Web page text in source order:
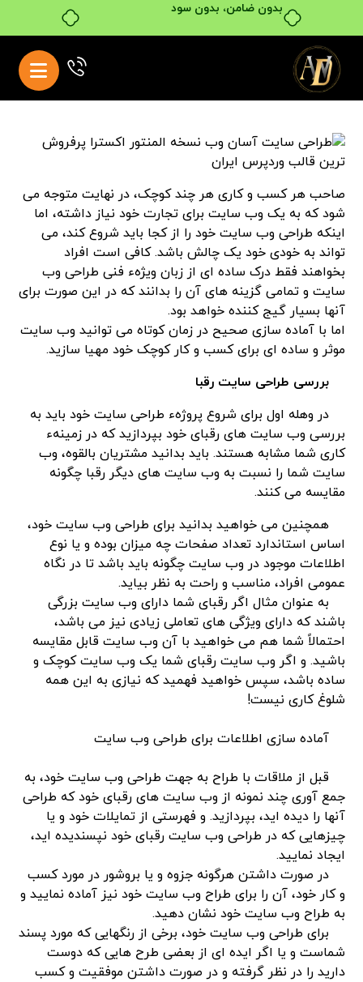
بدون ضامن، بدون سود
صاحب هر کسب و کاری هر چند کوچک، در نهایت متوجه می
شود که به یک وب سایت برای تجارت خود نیاز داشته، اما
اینکه طراحی وب سایت خود را از کجا باید شروع کند، می
تواند به خودی خود یک چالش باشد. کافی است افراد
بخواهند فقط درک ساده ای از زبان ویژهء فنی طراحی وب
سایت و تمامی گزینه های آن را بدانند که در این صورت برای
آنها بسیار گیج کننده خواهد بود.
اما با آماده سازی صحیح در زمان کوتاه می توانید وب سایت
موثر و ساده ای برای کسب و کار کوچک خود مهیا سازید.
بررسی طراحی سایت رقبا
در وهله اول برای شروع پروژهء طراحی سایت خود باید به
بررسی وب سایت های رقبای خود بپردازید که در زمینهء
کاری شما مشابه هستند. باید بدانید مشتریان بالقوه، وب
سایت شما را نسبت به وب سایت های دیگر رقبا چگونه
مقایسه می کنند.
همچنین می خواهید بدانید برای طراحی وب سایت خود،
اساس استاندارد تعداد صفحات چه میزان بوده و یا نوع
اطلاعات موجود در وب سایت چگونه باید باشد تا در نگاه
عمومی افراد، مناسب و راحت به نظر بیاید.
به عنوان مثال اگر رقبای شما دارای وب سایت بزرگی
باشند که دارای ویژگی های تعاملی زیادی نیز می باشد،
احتمالاً شما هم می خواهید با آن وب سایت قابل مقایسه
باشید. و اگر وب سایت رقبای شما یک وب سایت کوچک و
ساده باشد، سپس خواهید فهمید که نیازی به این همه
شلوغ کاری نیست!
آماده سازی اطلاعات برای طراحی وب سایت
قبل از ملاقات با طراح به جهت طراحی وب سایت خود، به
جمع آوری چند نمونه از وب سایت های رقبای خود که طراحی
آنها را دیده اید، بپردازید. و فهرستی از تمایلات خود و یا
چیزهایی که در طراحی وب سایت رقبای خود نپسندیده اید،
ایجاد نمایید.
در صورت داشتن هرگونه جزوه و یا بروشور در مورد کسب
و کار خود، آن را برای طراح وب سایت خود نیز آماده نمایید و
به طراح وب سایت خود نشان دهید.
برای طراحی وب سایت خود، برخی از رنگهایی که مورد پسند
شماست و یا اگر ایده ای از بعضی طرح هایی که دوست
دارید را در نظر گرفته و در صورت داشتن موفقیت و کسب